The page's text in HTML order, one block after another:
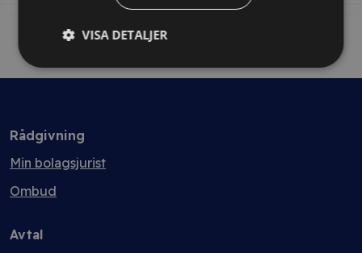
Rådgivning
Min bolagsjurist
Ombud
Avtal
VISA DETALJER